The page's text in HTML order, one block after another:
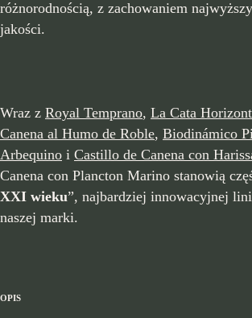
różnorodnością, z zachowaniem
jakości.
Wraz z Royal Temprano, La Cata
Canena al Humo de Roble, Biodinámico
Arbequino i Castillo de Canena con
Canena con Plancton Marino stanowią
XXI wieku”, najbardziej innowacyjnej
naszej marki.
OPIS